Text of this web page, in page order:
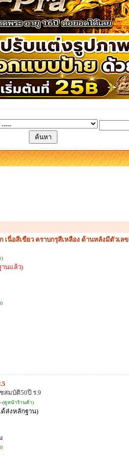
เนื่อสีเขืยว คราบกรุสีเหลือง ด้านหลังมีตัวเลข
)
านแล้ว)
)
สมบัติ50ปี ร.9
(ดูหน้าร้านค้า)
ส่งหลักฐาน)
)